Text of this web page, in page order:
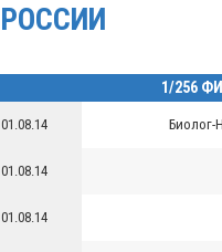
РОССИИ
1/256
01.08.14 Биолог-
01.08.14
01.08.14